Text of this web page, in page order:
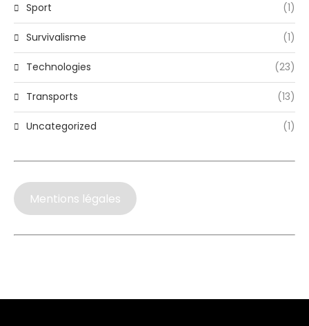
Sport (1)
Survivalisme (1)
Technologies (23)
Transports (13)
Uncategorized (1)
Mentions légales